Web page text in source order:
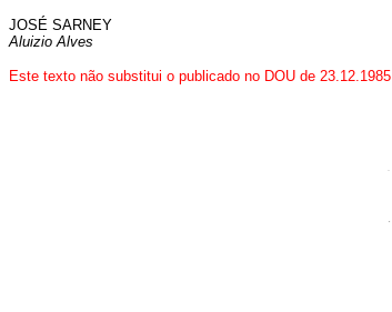
JOSÉ SARNEY
Aluizio Alves
Este texto não substitui o publicado no DOU de 23.12.1985